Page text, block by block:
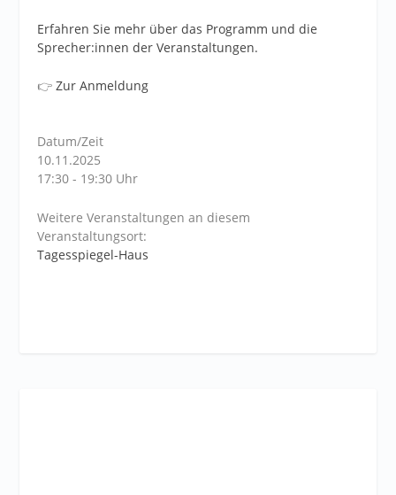
Erfahren Sie mehr über das Programm und die
Sprecher:innen der Veranstaltungen.
👉Zur Anmeldung
Datum/Zeit
10.11.2025
17:30 - 19:30 Uhr
Weitere Veranstaltungen an diesem
Veranstaltungsort:
Tagesspiegel-Haus